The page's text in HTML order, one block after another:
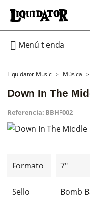
 Menú tienda
Liquidator Music Música
Down In The
Referencia: BBHF002
Formato 7"
Sello Bomb